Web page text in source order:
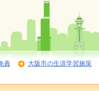
責 大阪市の生涯学習施策